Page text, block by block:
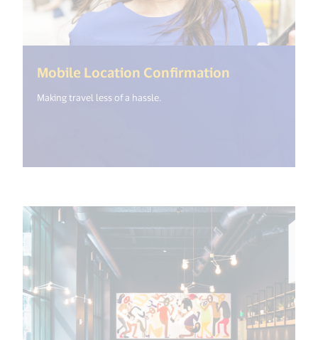
Mobile Location Confirmation
Making travel less of a hassle.